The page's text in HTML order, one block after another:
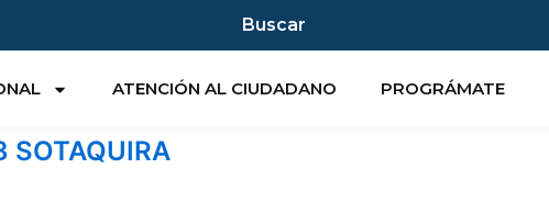
Buscar
ATENCIÓN AL CIUDADANO PROGRÁMATE
SOTAQUIRA